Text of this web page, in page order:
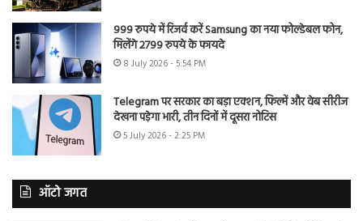
999 रुपये में रिजर्व करें Samsung का नया फोल्डेबल फोन,
मिलेंगे 2799 रुपये के फायदे
8 July 2026 - 5:54 PM
Telegram पर सरकार का बड़ा एक्शन, फिल्में और वेब सीरीज
देखना पड़ेगा भारी, तीन दिनों में दूसरा नोटिस
5 July 2026 - 2:25 PM
ऑटो जगत